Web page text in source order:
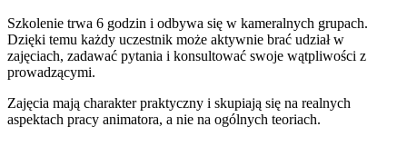
Szkolenie trwa 6 godzin i odbywa się w kameralnych grupach.
Dzięki temu każdy uczestnik może aktywnie brać udział w
zajęciach, zadawać pytania i konsultować swoje wątpliwości z
prowadzącymi.
Zajęcia mają charakter praktyczny i skupiają się na realnych
aspektach pracy animatora, a nie na ogólnych teoriach.